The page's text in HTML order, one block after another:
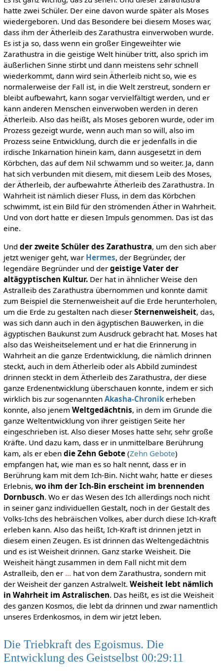
hatte zwei Schüler. Der eine davon wurde später als Moses
wiedergeboren. Und das Besondere bei diesem Moses war,
dass ihm der Ätherleib des Zarathustra einverwoben wurde.
Es ist ja so, dass wenn ein großer Eingeweihter wie
Zarathustra in die geistige Welt hinüber tritt, also sprich im
äußerlichen Sinne stirbt und dann meistens sehr schnell
wiederkommt, dann wird sein Ätherleib nicht so, wie es
normalerweise der Fall ist, in die Welt zerstreut, sondern er
bleibt aufbewahrt, kann sogar vervielfältigt werden, und er
kann anderen Menschen einverwoben werden in deren
Ätherleib. Also das heißt, als Moses geboren wurde, oder im
Prozess gezeigt wurde, wenn auch man so will, also im
Prozess seine Entwicklung, durch die er jedenfalls in die
irdische Inkarnation hinein kam, dann ausgesetzt in dem
Körbchen, das auf dem Nil schwamm und so weiter. Ja, dann
hat sich verbunden mit diesem, mit diesem Leib des Moses,
der Ätherleib, der aufbewahrte Ätherleib des Zarathustra. In
Wahrheit ist nämlich dieser Fluss, in dem das Körbchen
schwimmt, ist ein Bild für den strömenden Äther in Wahrheit.
Und von dort hatte er diesen Impuls genommen. Das ist das
eine.
Und der zweite Schüler des Zarathustra, um den sich aber
jetzt weniger geht, war Hermes, der Begründer, der
legendäre Begründer und der geistige Vater der
altägyptischen Kultur.Der hat in ähnlicher Weise den
Astralleib des Zarathustra übernommen und konnte damit
zum Beispiel die Sternenweisheit auf die Erde herunterholen,
um die Erde zu gestalten nach dieser Sternenweisheit, das,
was sich dann auch in den ägyptischen Bauwerken, in die
ägyptischen Baukunst zum Ausdruck gebracht hat. Moses hat
also das Weisheitselement und er hat die Erinnerung in
Wahrheit an die ganze Erdentwicklung, die nämlich drinnen
steckt, auch in dem Ätherleib oder als Abbild zumindest
drinnen steckt in dem Ätherleib des Zarathustra, der diese
ganze Erdenentwicklung überschauen konnte, indem er sich
wirklich bis zur sogenannten Akasha-Chronikerheben
konnte, also jenem Weltgedächtnis, in dem im Grunde die
ganze Weltentwicklung von ihrer geistigen Seite her
eingeschrieben ist. Also dieser Moses hatte sehr, sehr große
Kräfte. Und dazu kam, dass er in unmittelbare Berührung
kam, als er eben die Zehn Gebote(Zehn Gebote)
empfangen hat, wie man es so halt nennt, dass er in
Berührung kam mit dem Ich-Bin. Nicht wahr, hatte er dieses
Erlebnis, wo ihm der Ich-Bin erscheint im brennenden
Dornbusch. Wo er das Wesen des Ich allerdings noch nicht
in seiner ganz individuellen Gestalt, noch in der Gestalt des
Volks-Ichs des hebräischen Volkes, aber durch diese Ich-Kraft
erleben kann. Also das heißt, Ich-Kraft ist drinnen jetzt in
diesem einen Zeugen. Es ist drinnen das Weltengedächtnis
und es ist Weisheit drinnen. Ganz starke Weisheit. Die
Weisheit hängt zusammen in dem Fall nicht mit dem
Astralleib, den er … hat von dem Zarathustra, sondern mit
der Weisheit der ganzen Astralwelt. Weisheit lebt nämlich
in Wahrheit im Astralischen. Das heißt, es ist die Weisheit
des ganzen Kosmos, die lebt da drinnen und zwar namentlich
unseres Erdenkosmos, in dem wir jetzt leben.
Die Triebkraft des Egoismus. Die
Entwicklung des Geistselbst 00:29:11